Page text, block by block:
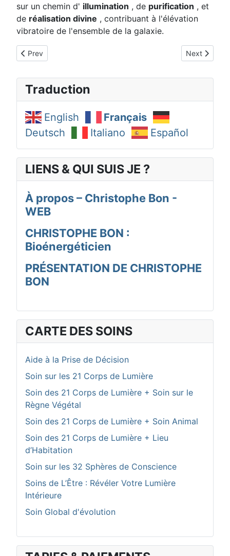
sur un chemin d' illumination , de purification , et
de réalisation divine , contribuant à l'élévation
vibratoire de l'ensemble de la galaxie.
Previous article: Les Sept Nouveaux Corps : Une Étape Vers
Prev Next article:
Next
Traduction
English
Français
Deutsch
Italiano Español
LIENS & QUI SUIS JE ?
À propos – Christophe Bon -
WEB
CHRISTOPHE BON :
Bioénergéticien
PRÉSENTATION DE CHRISTOPHE
BON
CARTE DES SOINS
Aide à la Prise de Décision
Soin sur les 21 Corps de Lumière
Soin des 21 Corps de Lumière + Soin sur le
Règne Végétal
Soin des 21 Corps de Lumière + Soin Animal
Soin des 21 Corps de Lumière + Lieu
d’Habitation
Soin sur les 32 Sphères de Conscience
Soins de L’Être : Révéler Votre Lumière
Intérieure
Soin Global d'évolution